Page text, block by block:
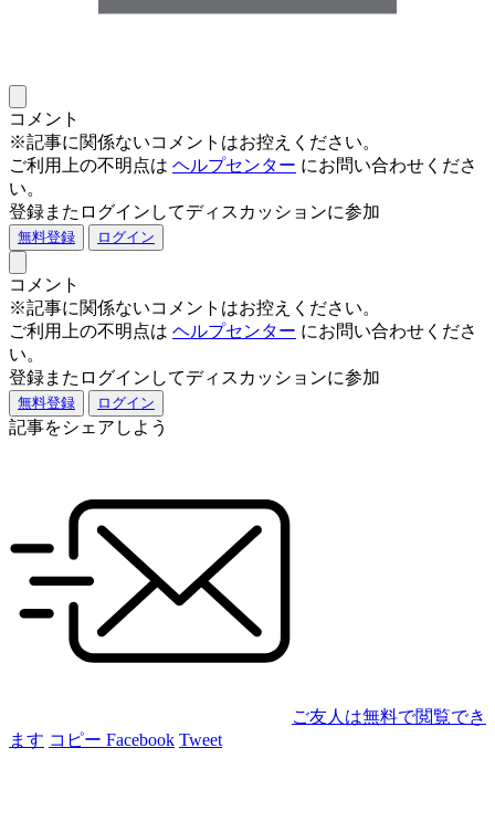
コメント
※記事に関係ないコメントはお控えください。
ご利用上の不明点は ヘルプセンター にお問い合わせくださ
い。
登録またログインしてディスカッションに参加
無料登録 ログイン
コメント
※記事に関係ないコメントはお控えください。
ご利用上の不明点は ヘルプセンター にお問い合わせくださ
い。
登録またログインしてディスカッションに参加
無料登録 ログイン
記事をシェアしよう
ご友人は無料で閲覧でき
ます コピー Facebook Tweet